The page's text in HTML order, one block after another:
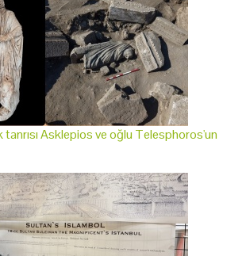
Asklepios ve oğlu Telesphoros'un